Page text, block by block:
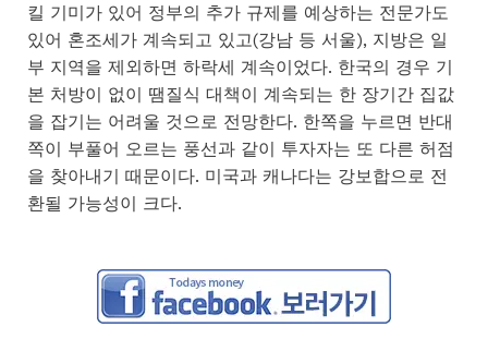
킬 기미가 있어 정부의 추가 규제를 예상하는 전문가도
있어 혼조세가 계속되고 있고(강남 등 서울), 지방은 일
부 지역을 제외하면 하락세 계속이었다. 한국의 경우 기
본 처방이 없이 땜질식 대책이 계속되는 한 장기간 집값
을 잡기는 어려울 것으로 전망한다. 한쪽을 누르면 반대
쪽이 부풀어 오르는 풍선과 같이 투자자는 또 다른 허점
을 찾아내기 때문이다. 미국과 캐나다는 강보합으로 전
환될 가능성이 크다.